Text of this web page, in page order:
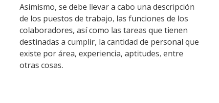
Asimismo, se debe llevar a cabo una descripción
de los puestos de trabajo, las funciones de los
colaboradores, así como las tareas que tienen
destinadas a cumplir, la cantidad de personal que
existe por área, experiencia, aptitudes, entre
otras cosas.